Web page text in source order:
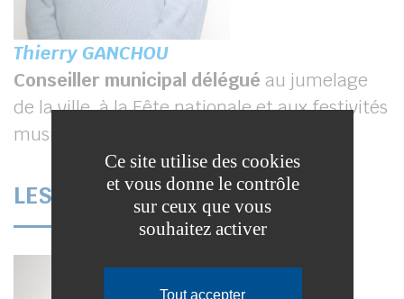
Thierry GANCHOU
Conseiller municipal délégué au jumelage
de la ville, à la Fête nationale et aux festivités
musicales et scolaires
LES CONSEILLERS MUNICIPAUX
Ce site utilise des cookies
et vous donne le contrôle
sur ceux que vous
souhaitez activer
Tout accepter